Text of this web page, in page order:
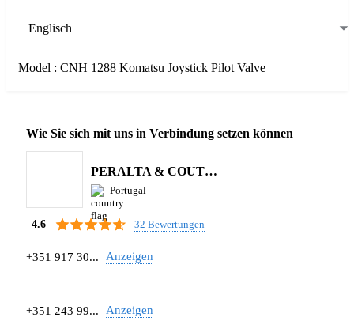
Englisch
Model : CNH 1288 Komatsu Joystick Pilot Valve
Wie Sie sich mit uns in Verbindung setzen können
PERALTA & COUTINHO S.A.
Portugal
4.6 32 Bewertungen
+351 917 30... Anzeigen
+351 243 99... Anzeigen